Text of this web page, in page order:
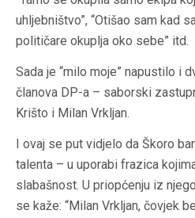
uhljebništvo”, “Otišao sam kad
političare okuplja oko sebe” itd.
Sada je “milo moje” napustilo i
članova DP-a – saborski
Krišto i Milan Vrkljan.
I ovaj se put vidjelo da Škoro
talenta – u uporabi frazica
slabašnost. U priopćenju iz
se kaže: “Milan Vrkljan, čovjek